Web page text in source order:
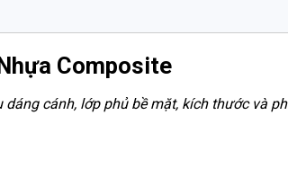
Composite
cánh, lớp phủ bề mặt, kích thước và